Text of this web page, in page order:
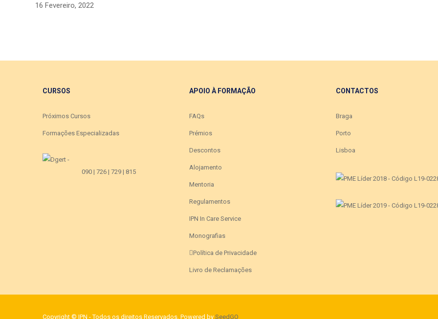
16 Fevereiro, 2022
CURSOS
Próximos Cursos
Formações Especializadas
090 | 726 | 729 | 815
APOIO À FORMAÇÃO
FAQs
Prémios
Descontos
Alojamento
Mentoria
Regulamentos
IPN In Care Service
Monografias
Política de Privacidade
Livro de Reclamações
CONTACTOS
Braga
Porto
Lisboa
Copyright © IPN - Todos os direitos Reservados. Powered by SeedGO